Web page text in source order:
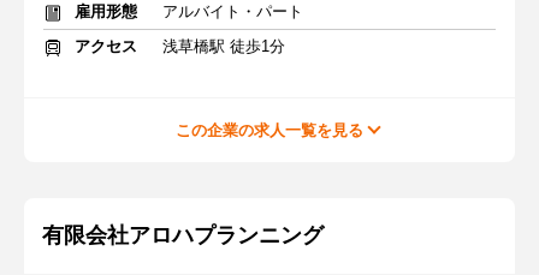
雇用形態
アルバイト・パート
アクセス
浅草橋駅 徒歩1分
この企業の求人一覧を見る
有限会社アロハプランニング